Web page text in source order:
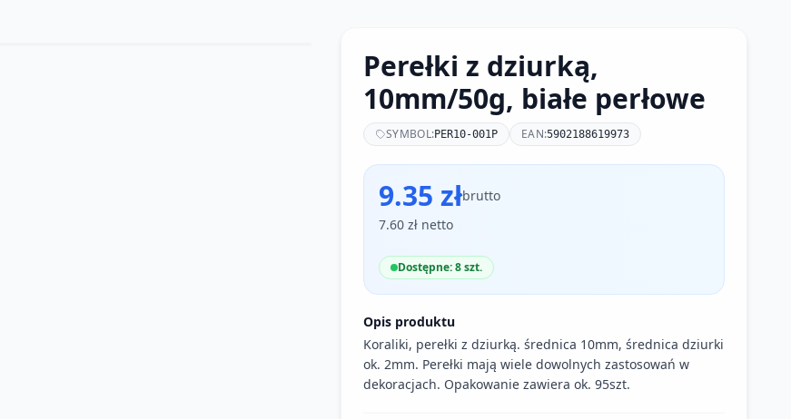
Perełki z dziurką,
10mm/50g, białe perłowe
SYMBOL:PER10-001P EAN:5902188619973
9.35 złbrutto
7.60 zł netto
Dostępne: 8 szt.
Opis produktu
Koraliki, perełki z dziurką. średnica 10mm, średnica dziurki
ok. 2mm. Perełki mają wiele dowolnych zastosowań w
dekoracjach. Opakowanie zawiera ok. 95szt.